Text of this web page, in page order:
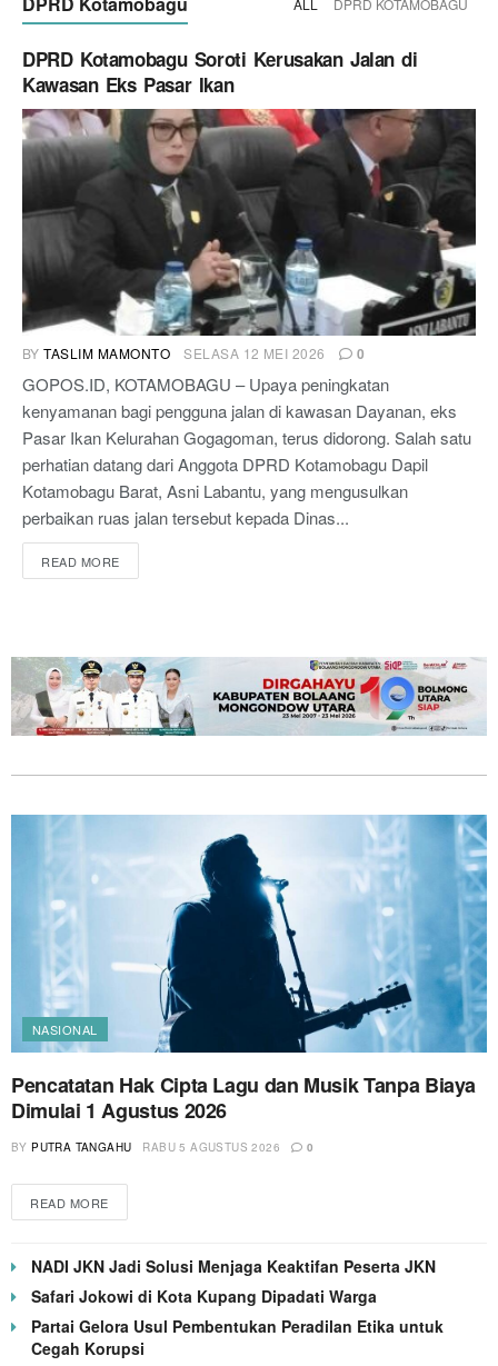
ALL DPRD KOTAMOBAGU
DPRD Kotamobagu Soroti Kerusakan Jalan di
Kawasan Eks Pasar Ikan
BY TASLIM MAMONTO SELASA 12 MEI 2026 0
GOPOS.ID, KOTAMOBAGU – Upaya peningkatan
kenyamanan bagi pengguna jalan di kawasan Dayanan, eks
Pasar Ikan Kelurahan Gogagoman, terus didorong. Salah satu
perhatian datang dari Anggota DPRD Kotamobagu Dapil
Kotamobagu Barat, Asni Labantu, yang mengusulkan
perbaikan ruas jalan tersebut kepada Dinas...
READ MORE
NASIONAL
Pencatatan Hak Cipta Lagu dan Musik Tanpa Biaya
Dimulai 1 Agustus 2026
BY PUTRA TANGAHU RABU 5 AGUSTUS 2026 0
READ MORE
NADI JKN Jadi Solusi Menjaga Keaktifan Peserta JKN
Safari Jokowi di Kota Kupang Dipadati Warga
Partai Gelora Usul Pembentukan Peradilan Etika untuk
Cegah Korupsi